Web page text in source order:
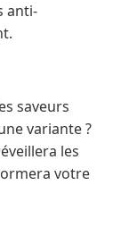
anti-
saveurs
variante ?
les
votre